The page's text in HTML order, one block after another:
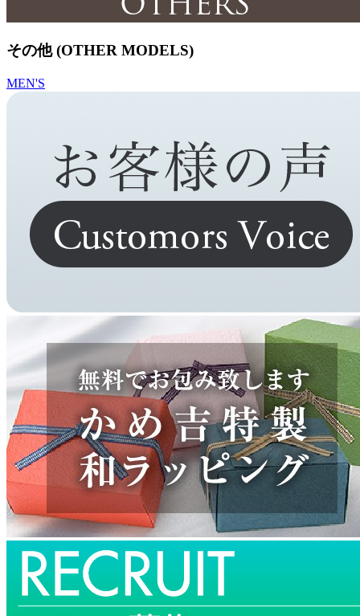
その他 (OTHER MODELS)
MEN'S